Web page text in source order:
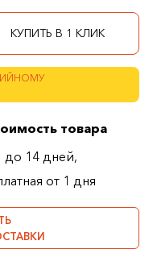
КУПИТЬ В 1 КЛИК
товара
до 14 дней,
от 1 дня